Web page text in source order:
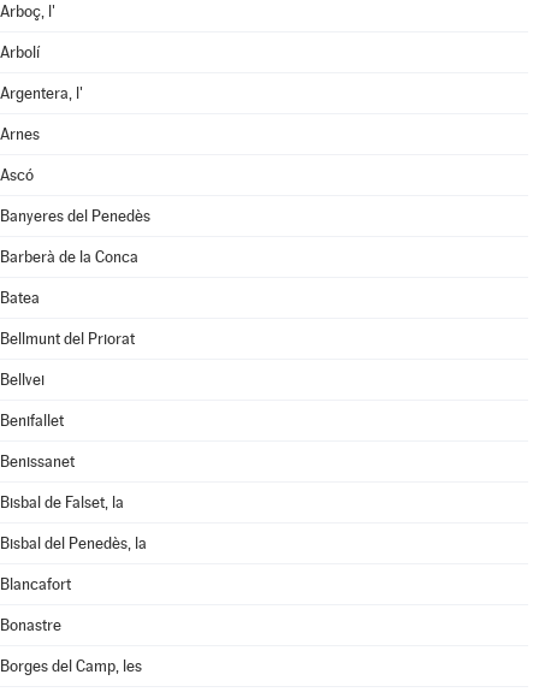
Arboç, l'
Arbolí
Argentera, l'
Arnes
Ascó
Banyeres del Penedès
Barberà de la Conca
Batea
Bellmunt del Priorat
Bellvei
Benifallet
Benissanet
Bisbal de Falset, la
Bisbal del Penedès, la
Blancafort
Bonastre
Borges del Camp, les